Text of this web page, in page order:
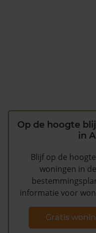
Op de hoogte
in
Blijf op de
woningen in
informatie voor
Gratis